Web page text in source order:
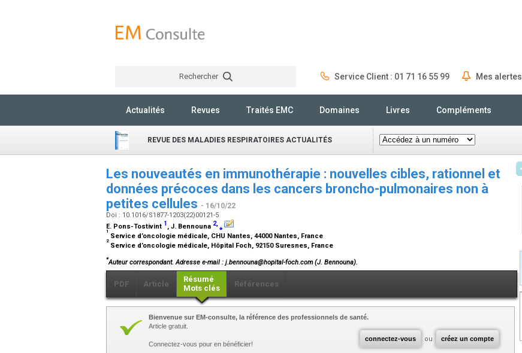
Rechercher Service Client : 01 71 16 55 99 Mes alertes
Actualités Revues Traités EMC Domaines Livres Compléments
REVUE DES MALADIES RESPIRATOIRES ACTUALITÉS
Les nouveautés en immunothérapie : nouvelles cibles, rationnel et
données précoces dans les cancers broncho-pulmonaires non à
petites cellules - 16/10/22
Doi : 10.1016/S1877-1203(22)00121-5
E. Pons-Tostivint 1 , J. Bennouna 2,⁎
1
Service d’oncologie médicale, CHU Nantes, 44000 Nantes, France
2
Service d’oncologie médicale, Hôpital Foch, 92150 Suresnes, France
*Auteur correspondant.Adresse e-mail : j.bennouna@hopital-foch.com (J. Bennouna).
PDF Article
Résumé
Mots clés
Références
connectez-vous ou créez un compte
Bienvenue sur EM-consulte, la référence des professionnels de santé.
Article gratuit.
Connectez-vous pour en bénéficier!